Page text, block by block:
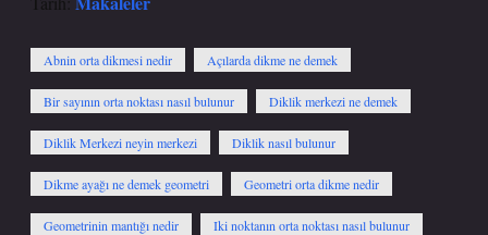
Abnin orta dikmesi nedir Açılarda dikme ne demek
Bir sayının orta noktası nasıl bulunur Diklik merkezi ne demek
Diklik Merkezi neyin merkezi Diklik nasıl bulunur
Dikme ayağı ne demek geometri Geometri orta dikme nedir
Geometrinin mantığı nedir Iki noktanın orta noktası nasıl bulunur